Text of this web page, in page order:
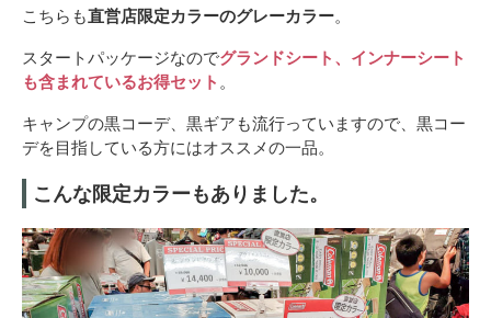
こちらも直営店限定カラーのグレーカラー。
スタートパッケージなのでグランドシート、インナーシート
も含まれているお得セット 。
キャンプの黒コーデ、黒ギアも流行っていますので、黒コー
デを目指している方にはオススメの一品。
こんな限定カラーもありました。